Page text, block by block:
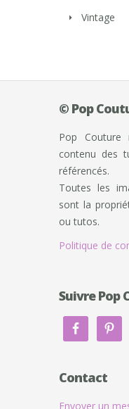
Vintage
© Pop
Pop Couture
contenu des
référencés.
Toutes les
sont la
ou tutos.
Politique de
Suivre Pop
Contact
Envoyer un